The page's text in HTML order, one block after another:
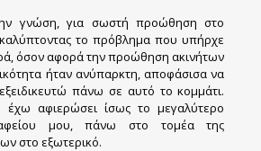
γνώση, για σωστή προώθηση στο
το πρόβλημα που υπήρχε
όσον αφορά την προώθηση ακινήτων
ήταν ανύπαρκτη, αποφάσισα να
πάνω σε αυτό το κομμάτι.
αφιερώσει ίσως το μεγαλύτερο
μου, πάνω στο τομέα της
στο εξωτερικό.